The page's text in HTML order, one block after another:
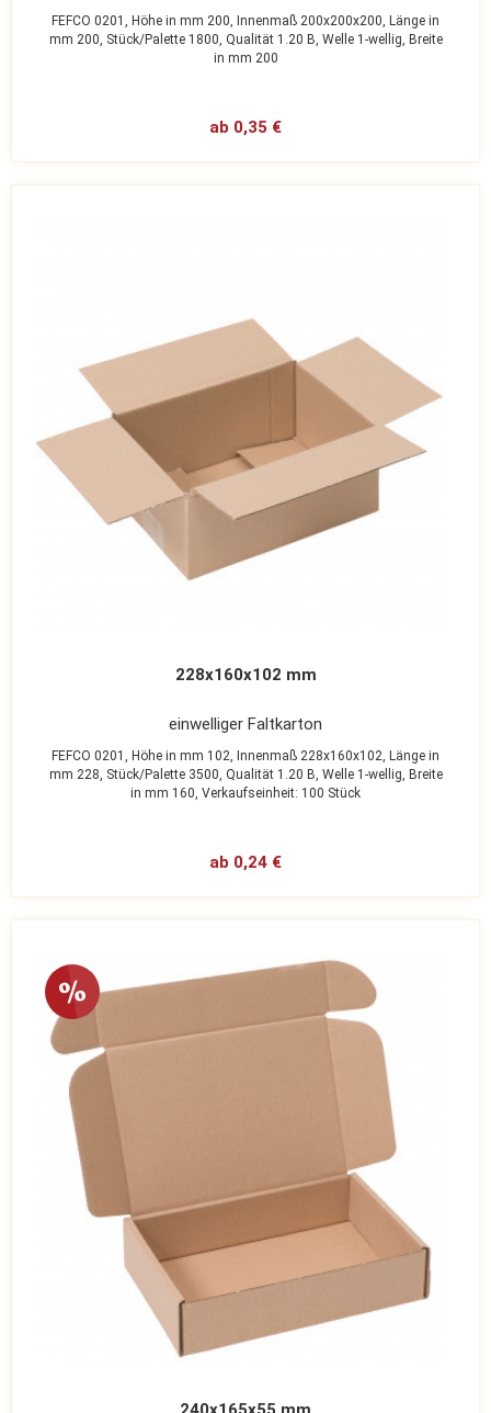
FEFCO 0201, Höhe in mm 200, Innenmaß 200x200x200, Länge in
mm 200, Stück/Palette 1800, Qualität 1.20 B, Welle 1-wellig, Breite
in mm 200
ab 0,35 €
228x160x102 mm
einwelliger Faltkarton
FEFCO 0201, Höhe in mm 102, Innenmaß 228x160x102, Länge in
mm 228, Stück/Palette 3500, Qualität 1.20 B, Welle 1-wellig, Breite
in mm 160, Verkaufseinheit: 100 Stück
ab 0,24 €